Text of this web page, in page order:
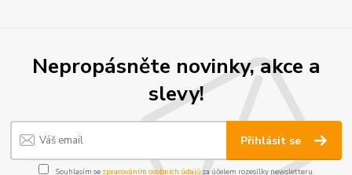
Nepropásněte novinky, akce a
slevy!
Přihlásit se
Souhlasím se zpracováním osobních údajůza účelem rozesílky newsletteru.